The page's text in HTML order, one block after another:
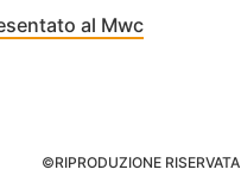
al Mwc
©RIPRODUZIONE RISERVATA